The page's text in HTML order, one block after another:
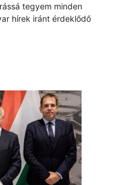
tegyem minden
hírek iránt érdeklődő